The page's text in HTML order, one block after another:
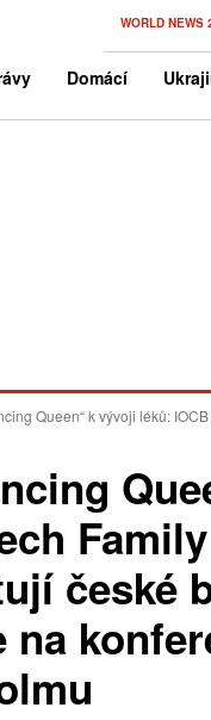
WORLD NEWS
Domácí
Queen“ k vývoji léků:
české
na